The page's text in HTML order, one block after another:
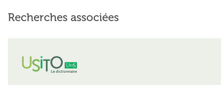
Recherches associées